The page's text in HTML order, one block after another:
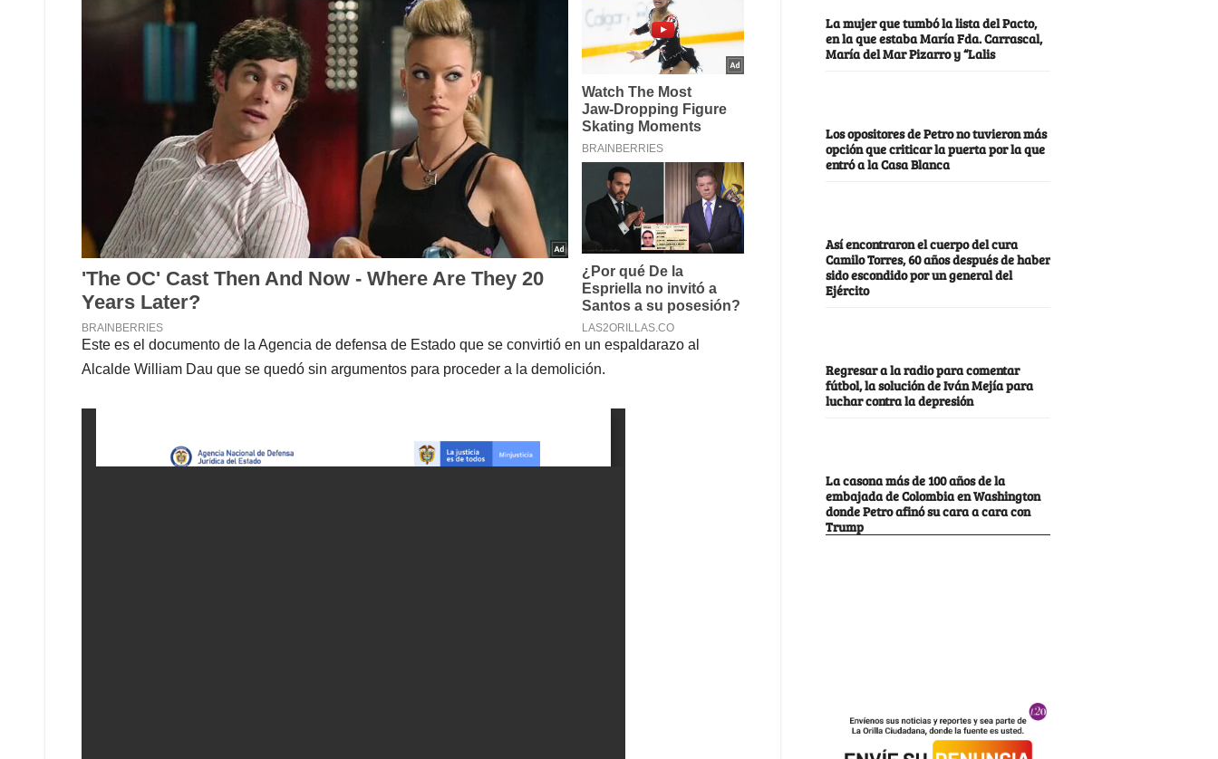
Este es el documento de la Agencia de defensa de Estado que se convirtió en un espaldarazo al
Alcalde William Dau que se quedó sin argumentos para proceder a la demolición.
La mujer que tumbó la lista del Pacto,
en la que estaba María Fda. Carrascal,
María del Mar Pizarro y “Lalis
Los opositores de Petro no tuvieron más
opción que criticar la puerta por la que
entró a la Casa Blanca
Así encontraron el cuerpo del cura
Camilo Torres, 60 años después de haber
sido escondido por un general del
Ejército
Regresar a la radio para comentar
fútbol, la solución de Iván Mejía para
luchar contra la depresión
La casona más de 100 años de la
embajada de Colombia en Washington
donde Petro afinó su cara a cara con
Trump